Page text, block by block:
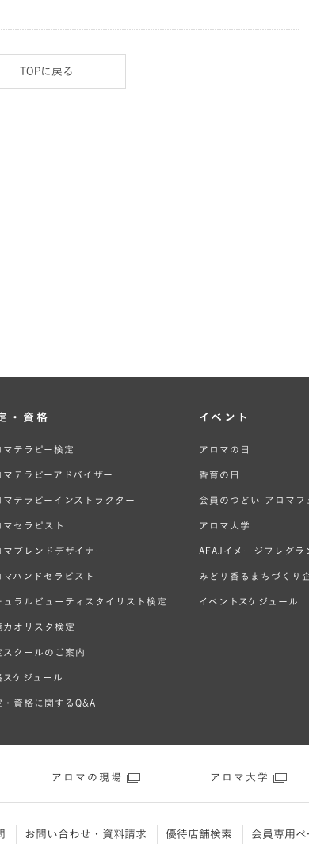
TOPに戻る
・資格
マテラピー検定
マテラピーアドバイザー
マテラピーインストラクター
マセラピスト
マブレンドデザイナー
マハンドセラピスト
ュラルビューティスタイリスト検定
カオリスタ検定
スクールのご案内
スケジュール
・資格に関するQ&A
イベント
アロマの日
香育の日
会員のつどい アロマフ
アロマ大学
AEAJイメージフレグラ
みどり香るまちづくり
イベントスケジュール
アロマの現場 アロマ大学
お問い合わせ・資料請求 優待店舗検索 会員専用ペ